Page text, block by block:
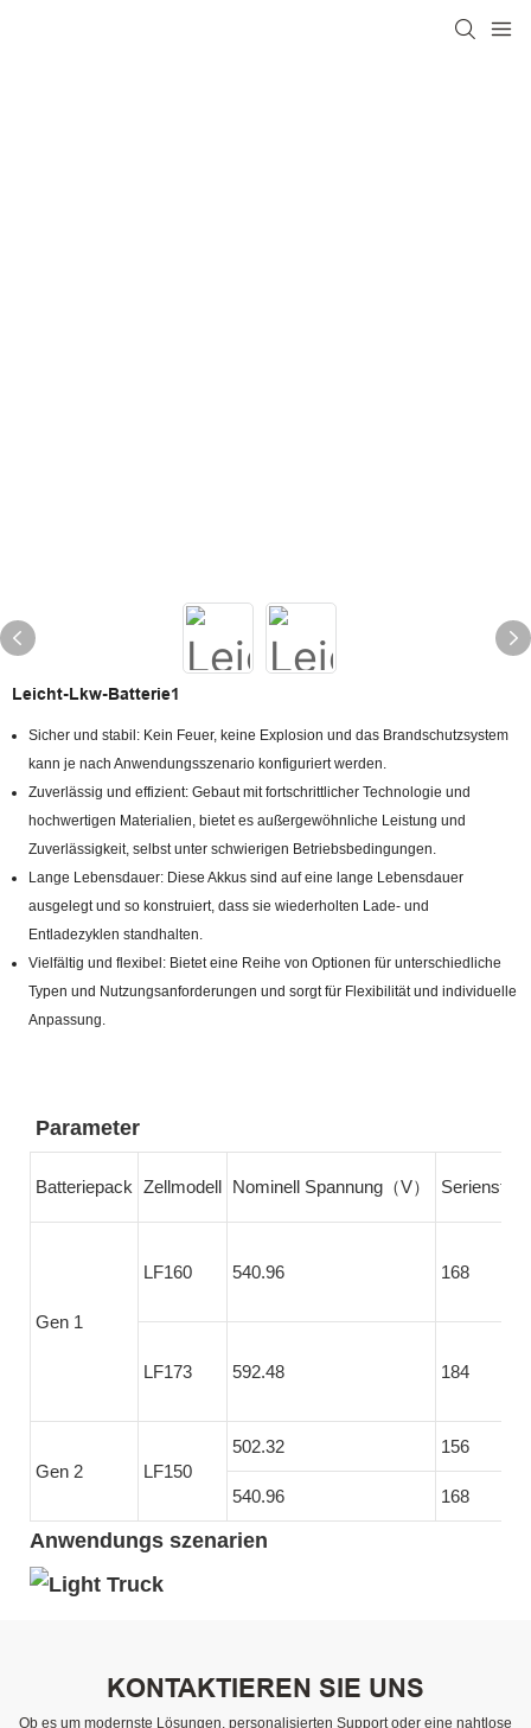
Leicht-Lkw-Batterie1
Sicher und stabil: Kein Feuer, keine Explosion und das Brandschutzsystem
kann je nach Anwendungsszenario konfiguriert werden.
Zuverlässig und effizient: Gebaut mit fortschrittlicher Technologie und
hochwertigen Materialien, bietet es außergewöhnliche Leistung und
Zuverlässigkeit, selbst unter schwierigen Betriebsbedingungen.
Lange Lebensdauer: Diese Akkus sind auf eine lange Lebensdauer
ausgelegt und so konstruiert, dass sie wiederholten Lade- und
Entladezyklen standhalten.
Vielfältig und flexibel: Bietet eine Reihe von Optionen für unterschiedliche
Typen und Nutzungsanforderungen und sorgt für Flexibilität und individuelle
Anpassung.
Parameter
Batteriepack Zellmodell Nominell Spannung（V）
Gen 1
LF160 540.96 168
LF173 592.48 184
Gen 2 LF150
502.32 156
540.96 168
Anwendungs szenarien
KONTAKTIEREN SIE UNS
Ob es um modernste Lösungen, personalisierten Support oder eine nahtlose